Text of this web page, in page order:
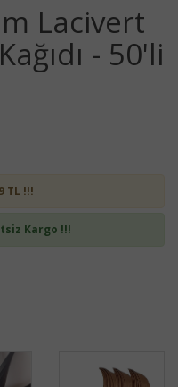
Lacivert
- 50'li
TL !!!
Kargo !!!